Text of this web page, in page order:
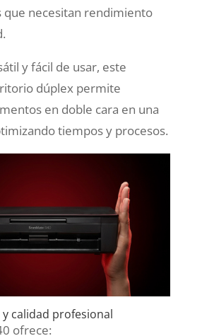
que necesitan rendimiento
y fácil de usar, este
dúplex permite
en doble cara en una
tiempos y procesos.
calidad profesional
ofrece: